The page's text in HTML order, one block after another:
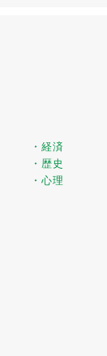
・経済
・歴史
・心理